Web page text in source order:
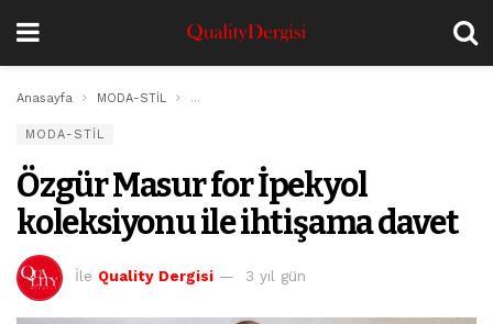
Anasayfa MODA-STİL Özgür Masur for İpekyol koleksiyonu ile ihtişama
MODA-STİL
Özgür Masur for İpekyol
koleksiyonu ile ihtişama davet
İle Quality Dergisi 3 yıl gün